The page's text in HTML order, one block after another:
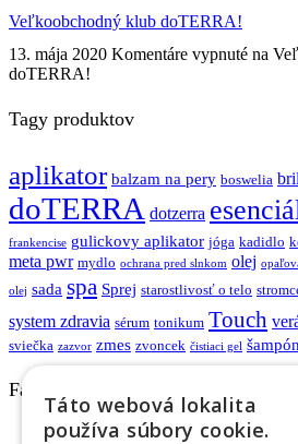
Veľkoobchodný klub doTERRA!
13. mája 2020 Komentáre vypnuté na
doTERRA!
Tagy produktov
aplikator balzam na pery boswelia
doTERRA dotzerra
frankencise gulickovy aplikator jóga kadidlo
meta pwr mydlo ochrana pred slnkom olej
olej sada spa Sprej starostlivosť o telo
system zdravia sérum tonikum Touch
sviečka zazvor zmes zvoncek čistiaci gel šampón
Facebook
Táto webová lokalita
používa súbory cookie.